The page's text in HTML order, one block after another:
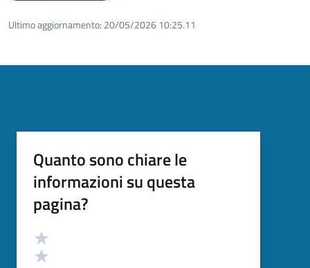
Ultimo aggiornamento: 20/05/2026 10:25.11
Quanto sono chiare le
informazioni su questa
pagina?
Valutazione